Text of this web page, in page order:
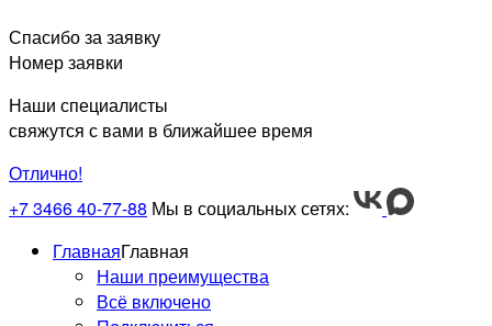
Спасибо за заявку
Номер заявки
Наши специалисты
свяжутся с вами в ближайшее время
Отлично!
+7 3466 40-77-88 Мы в социальных сетях:
ГлавнаяГлавная
Наши преимущества
Всё включено